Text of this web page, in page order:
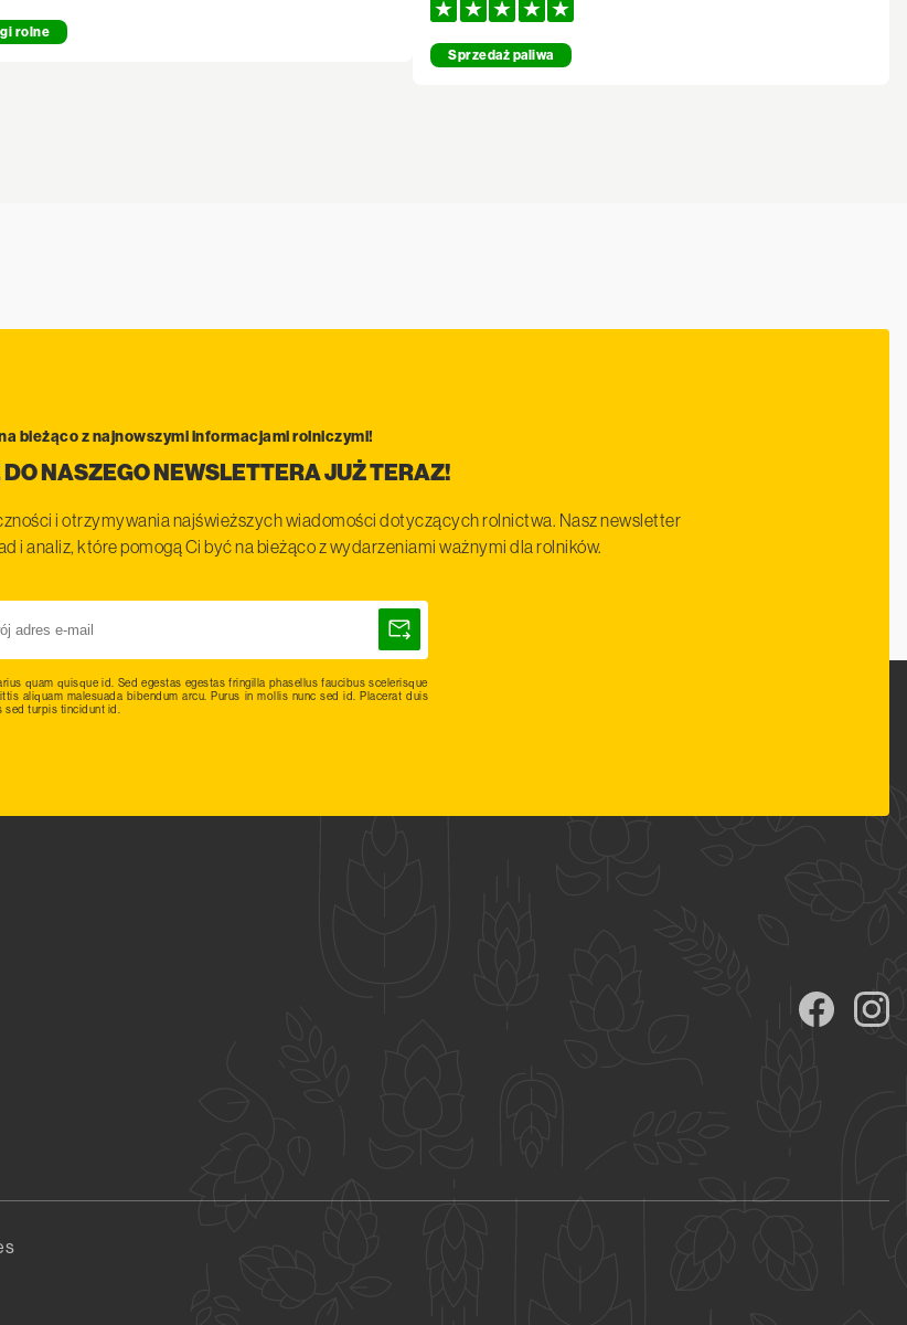
rolne
Sprzedaż paliwa
bieżąco z najnowszymi informacjami rolniczymi!
NASZEGO NEWSLETTERA JUŻ TERAZ!
i otrzymywania najświeższych wiadomości dotyczących rolnictwa. Nasz newsletter
i analiz, które pomogą Ci być na bieżąco z wydarzeniami ważnymi dla rolników.
quam quisque id. Sed egestas egestas fringilla phasellus faucibus scelerisque
aliquam malesuada bibendum arcu. Purus in mollis nunc sed id. Placerat duis
sed turpis tincidunt id.